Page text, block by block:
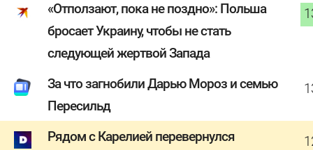
«Отползают, пока не поздно»: Польша
бросает Украину, чтобы не стать
следующей жертвой Запада
За что загнобили Дарью Мороз и семью
Пересильд
Рядом с Карелией перевернулся